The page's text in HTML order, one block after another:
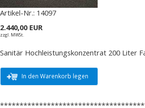
Artikel-Nr.: 14097
2.440,00 EUR
zzgl. MWSt.
Sanitär Hochleistungskonzentrat 200 Liter
In den Warenkorb legen